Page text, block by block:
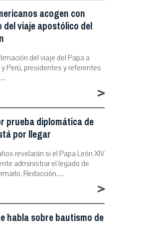
acogen con
viaje apostólico del
del viaje del Papa a
Perú, presidentes y referentes
>
prueba diplomática de
por llegar
revelarán si el Papa León XIV
administrar el legado de
Redacción…
>
habla sobre bautismo de